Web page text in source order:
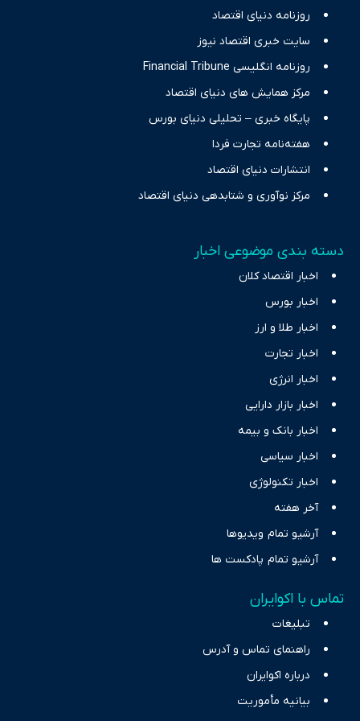
حرفه‌ای و روزآمد پوشش می‌دهیم.
روزنامه دنیای اقتصاد
سایت خبری اقتصاد نیوز
روزنامه انگلیسی Financial Tribune
مرکز همایش های دنیای اقتصاد
پایگاه خبری – تحلیلی دنیای بورس
هفته‌نامه تجارت فردا
انتشارات دنیای اقتصاد
مرکز نوآوری و شتابدهی دنیای اقتصاد
دسته بندی موضوعی اخبار
اخبار اقتصاد کلان
اخبار بورس
اخبار طلا و ارز
اخبار تجارت
اخبار انرژی
اخبار بازار دارایی
اخبار بانک و بیمه
اخبار سیاسی
اخبار تکنولوژی
آخر هفته
آرشیو تمام ویدیوها
آرشیو تمام پادکست ها
تماس با اکوایران
تبلیغات
راهنمای تماس و آدرس
درباره اکوایران
بیانیه مأموریت